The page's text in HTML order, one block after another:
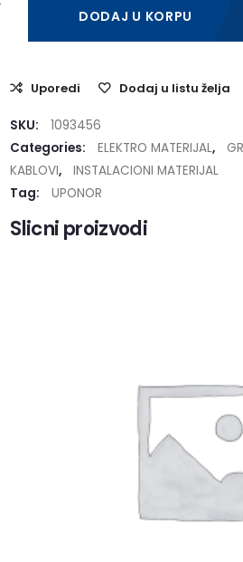
DODAJ U KORPU
Uporedi Dodaj u listu želja
SKU:
1093456
Categories:
ELEKTRO MATERIJAL,
KABLOVI,
INSTALACIONI MATERIJAL
Tag:
UPONOR
Slicni proizvodi